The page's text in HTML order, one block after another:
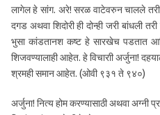
लागेल हे सांग. अरे! सरळ वाटेवरुन चालले
दगड अथवा शिदोरी ही दोन्ही जरी बांधली
भुसा कांडतानश कष्ट हे सारखेच पडतात
शिजवण्यालाही आहेत. हे विचाराी अर्जुना!
श्रमही समान आहेत. (ओवी ९३१ ते ९४०)
अर्जुना! नित्य होम करण्यासाठी अथवा अग्नी